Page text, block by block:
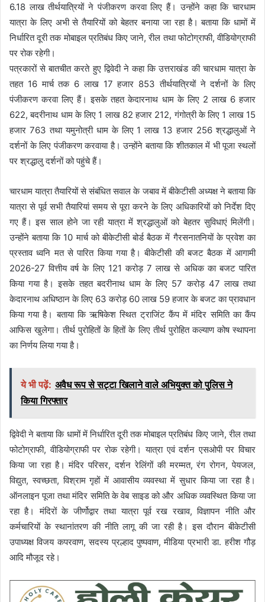
6.18 लाख तीर्थयात्रियों ने पंजीकरण करवा लिए हैं। उन्होंने कहा कि चारधाम
यात्रा के लिए अभी से तैयारियों को बेहतर बनाया जा रहा है। बताया कि धामों में
निर्धारित दूरी तक मोबाइल प्रतिबंध किए जाने, रील तथा फोटोग्राफी, वीडियोग्राफी
पर रोक रहेगी।
पत्रकारों से बातचीत करते हुए द्विवेदी ने कहा कि उत्तराखंड की चारधाम यात्रा के
तहत 16 मार्च तक 6 लाख 17 हजार 853 तीर्थयात्रियों ने दर्शनों के लिए
पंजीकरण करवा लिए हैं। इसके तहत केदारनाथ धाम के लिए 2 लाख 6 हजार
622, बदरीनाथ धाम के लिए 1 लाख 82 हजार 212, गंगोत्री के लिए 1 लाख 15
हजार 763 तथा यमुनोत्री धाम के लिए 1 लाख 13 हजार 256 श्रद्धालुओं ने
दर्शनों के लिए पंजीकरण करवाया है। उन्होंने बताया कि शीतकाल में भी पूजा स्थलों
पर श्रद्धालु दर्शनों को पहुंचे हैं।
चारधाम यात्रा तैयारियों से संबंधित सवाल के जबाव में बीकेटीसी अध्यक्ष ने बताया कि
यात्रा से पूर्व सभी तैयारियां समय से पूरा करने के लिए अधिकारियों को निर्देश दिए
गए हैं। इस साल होने जा रही यात्रा में श्रद्धालुओं को बेहतर सुविधाएं मिलेंगी।
उन्होंने बताया कि 10 मार्च को बीकेटीसी बोर्ड बैठक में गैरसनातनियों के प्रवेश का
प्रस्ताव ध्वनि मत से पारित किया गया है। बीकेटीसी की बजट बैठक में आगामी
2026-27 वित्तीय वर्ष के लिए 121 करोड़ 7 लाख से अधिक का बजट पारित
किया गया है। इसके तहत बदरीनाथ धाम के लिए 57 करोड़ 47 लाख तथा
केदारनाथ अधिष्ठान के लिए 63 करोड़ 60 लाख 59 हजार के बजट का प्रावधान
किया गया है। बताया कि ऋषिकेश स्थित ट्राजिंट कैंप में मंदिर समिति का कैंप
आफिस खुलेगा। तीर्थ पुरोहितों के हितों के लिए तीर्थ पुरोहित कल्याण कोष स्थापना
का निर्णय लिया गया है।
ये भी पढ़ें: अवैध रूप से सट्टा खिलाने वाले अभियुक्त को पुलिस ने
किया गिरफ्तार
द्विवेदी ने बताया कि धामों में निर्धारित दूरी तक मोबाइल प्रतिबंध किए जाने, रील तथा
फोटोग्राफी, वीडियोग्राफी पर रोक रहेगी। यात्रा एवं दर्शन एसओपी पर विचार
किया जा रहा है। मंदिर परिसर, दर्शन रेलिंगों की मरम्मत, रंग रोगन, पेयजल,
विद्युत, स्वच्छता, विश्राम गृहों में आवासीय व्यवस्था में सुधार किया जा रहा है।
ऑनलाइन पूजा तथा मंदिर समिति के वेब साइड को और अधिक व्यवस्थित किया जा
रहा है। मंदिरों के जीर्णोद्वार तथा यात्रा पूर्व रख रखाव, विज्ञापन नीति और
कर्मचारियों के स्थानांतरण की नीति लागू की जा रही है। इस दौरान बीकेटीसी
उपाध्यक्ष विजय कपरवाण, सदस्य प्रल्हाद पुष्पवाण, मीडिया प्रभारी डा. हरीश गौड़
आदि मौजूद रहे।